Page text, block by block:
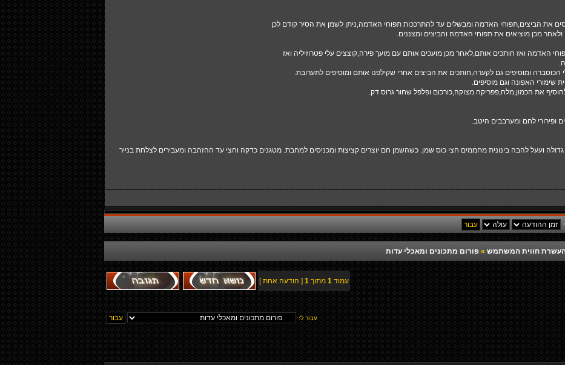
את הביצים,תפוחי האדמה ומבשלים עד להתרככות תפוחי האדמה,ניתן לשמן את הסיר קודם לכן
ולאחר מכן מוציאים את תפוחי האדמה והביצים ומצננים.
האדמה ואז חותכים אותם,לאחר מכן מועכים אותם עם מועך פירה,קוצצים עלי פטרוזיליה ואז
הכוסברה ומוסיפים גם לקערה,חותכים את הביצים אחרי שקילפנו אותם ומוסיפים לתערובת.
שימורי האפונה וגם מוסיפים.
את הכמון,מלח,פפריקה מצוקה,כורכום ופלפל שחור גרוס דק.
ועעל להבה בינונית מחממים חצי כוס שמן. כשהשמן חם יוצרים קציצות ומכניסים למחבת. מטגנים כדקה וחצי עד ההזהבה ומעבירים לצלחת בנייר
והעשרת חווית המשתמש » פורום מתכונים ומאכלי עדות
עמוד 1 מתוך 1 [ הודעה אחת ]
עבור ל: